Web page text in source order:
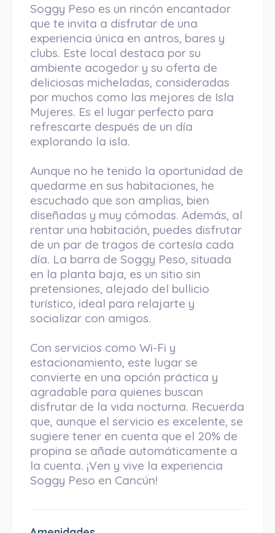
Soggy Peso es un rincón encantador
que te invita a disfrutar de una
experiencia única en antros, bares y
clubs. Este local destaca por su
ambiente acogedor y su oferta de
deliciosas micheladas, consideradas
por muchos como las mejores de Isla
Mujeres. Es el lugar perfecto para
refrescarte después de un día
explorando la isla.
Aunque no he tenido la oportunidad de
quedarme en sus habitaciones, he
escuchado que son amplias, bien
diseñadas y muy cómodas. Además, al
rentar una habitación, puedes disfrutar
de un par de tragos de cortesía cada
día. La barra de Soggy Peso, situada
en la planta baja, es un sitio sin
pretensiones, alejado del bullicio
turístico, ideal para relajarte y
socializar con amigos.
Con servicios como Wi-Fi y
estacionamiento, este lugar se
convierte en una opción práctica y
agradable para quienes buscan
disfrutar de la vida nocturna. Recuerda
que, aunque el servicio es excelente, se
sugiere tener en cuenta que el 20% de
propina se añade automáticamente a
la cuenta. ¡Ven y vive la experiencia
Soggy Peso en Cancún!